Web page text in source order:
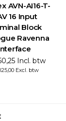
AVN-AI16-T-
16 Input
Block
Ravenna
Incl. btw
Excl. btw